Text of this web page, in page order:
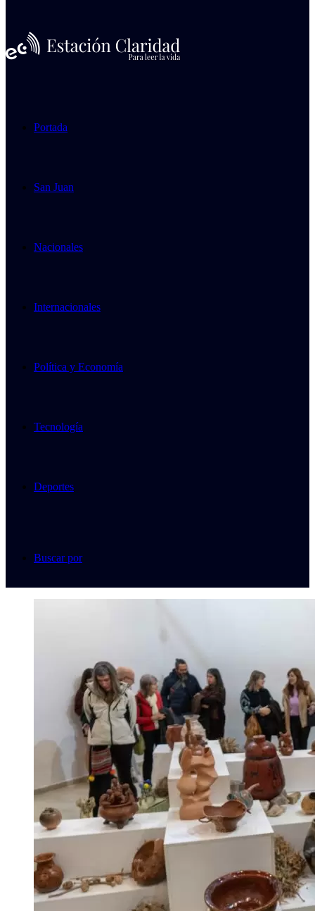
Portada
San Juan
Nacionales
Internacionales
Política y Economía
Tecnología
Deportes
Buscar por